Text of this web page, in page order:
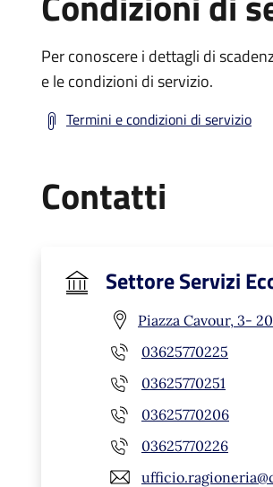
Per conoscere i dettagli di
e le condizioni di servizio.
Termini e condizioni di servizio
Contatti
Settore Servizi
Piazza Cavour, 3-
03625770225
03625770251
03625770206
03625770226